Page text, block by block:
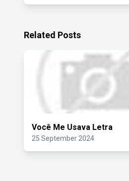
Related Posts
Você Me Usava Letra
25 September 2024